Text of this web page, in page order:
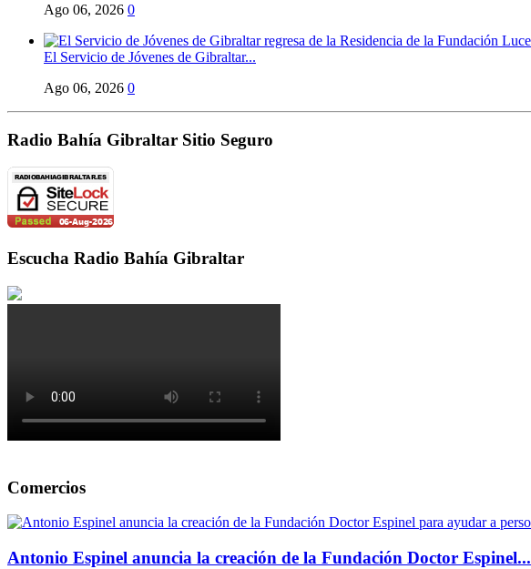
Ago 06, 2026 0
El Servicio de Jóvenes de Gibraltar...
Ago 06, 2026 0
Radio Bahía Gibraltar Sitio Seguro
Escucha Radio Bahía Gibraltar
Comercios
Antonio Espinel anuncia la creación de la Fundación Doctor Espinel...